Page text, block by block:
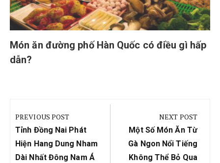
Món ăn đường phố Hàn Quốc có điều gì hấp
dẫn?
hướng
bài
viết
PREVIOUS POST
Previous
Post:
Tỉnh Đồng Nai Phát
Hiện Hang Dung Nham
Dài Nhất Đông Nam Á
NEXT POST
Next
Post:
Một Số Món Ăn Từ
Gà Ngon Nổi Tiếng
Không Thể Bỏ Qua